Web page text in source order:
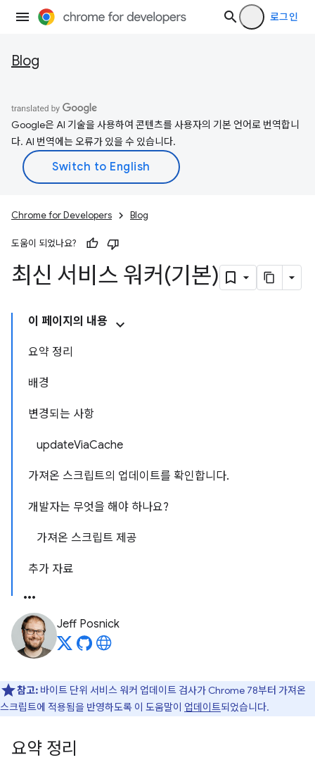
로그인
Blog
Google은 AI 기술을 사용하여 콘텐츠를 사용자의 기본 언어로 번역합니
다. AI 번역에는 오류가 있을 수 있습니다.
Chrome for Developers Blog
도움이 되었나요?
최신 서비스 워커(기본)
이 페이지의 내용
요약 정리
배경
변경되는 사항
updateViaCache
가져온 스크립트의 업데이트를 확인합니다.
개발자는 무엇을 해야 하나요?
가져온 스크립트 제공
추가 자료
Jeff Posnick
참고: 바이트 단위 서비스 워커 업데이트 검사가 Chrome 78부터 가져온
스크립트에 적용됨을 반영하도록 이 도움말이 업데이트되었습니다.
요약 정리